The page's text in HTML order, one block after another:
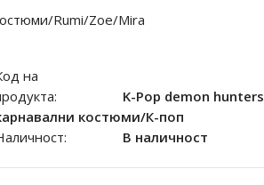
Rumi/Zoe/Mira
на
K-Pop demon hunters
костюми/К-поп
В наличност